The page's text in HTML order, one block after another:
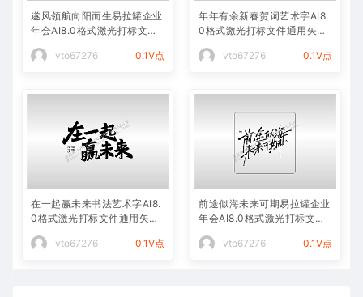
遂风领航向阳而生易拉罐企业
年会AI8.0格式激光打标文件
vto67276
0.1V点
年年有余新春贺词艺术字AI8.
0格式激光打标文件通用矢量
vto67276
0.1V点
在一起赢未来书法艺术字AI8.
0格式激光打标文件通用矢量
vto67276
0.1V点
前途似海未来可期易拉罐企业
年会AI8.0格式激光打标文件
vto67276
0.1V点